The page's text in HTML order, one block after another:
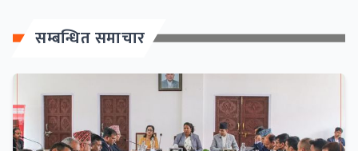
सम्बन्धित समाचार